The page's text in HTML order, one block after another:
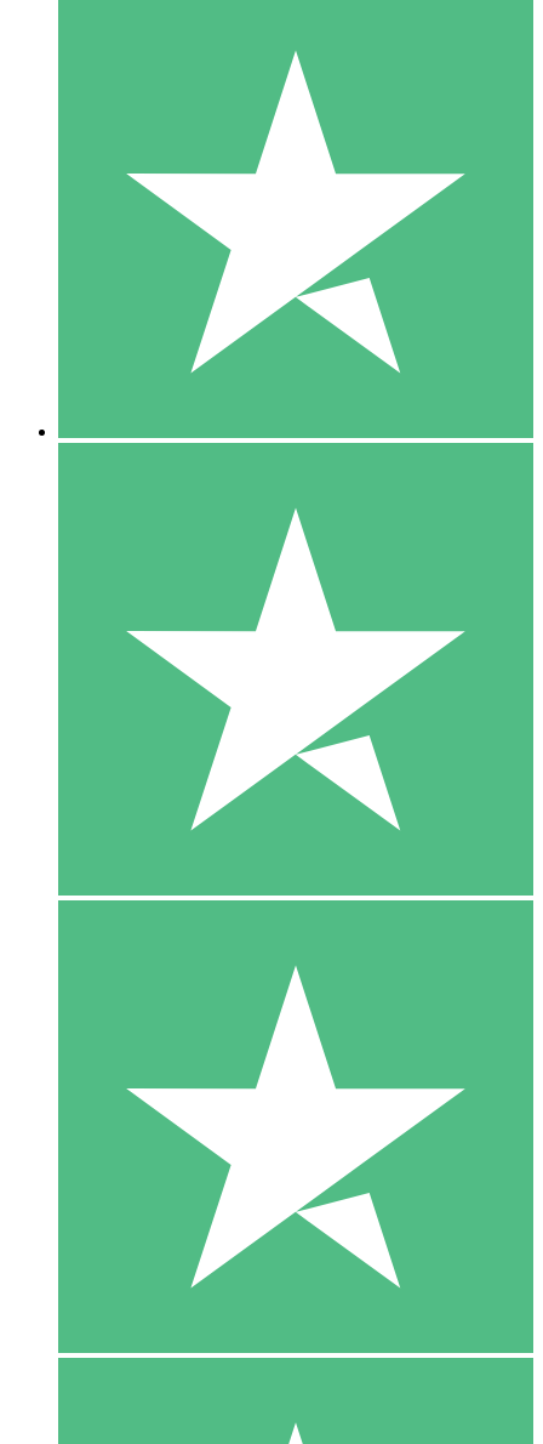
Paquetes de Créditos Individuales
Paga según el uso con créditos de descarga. Sin compromiso
10 00
10 Descargas
20 00